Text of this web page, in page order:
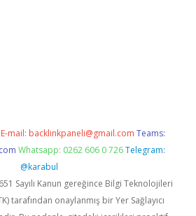
E-mail: backlinkpaneli@gmail.com Teams:
Whatsapp: 0262 606 0 726 Telegram:
@karabul
Sayılı Kanun gereğince Bilgi Teknolojileri
tarafından onaylanmış bir Yer Sağlayıcı